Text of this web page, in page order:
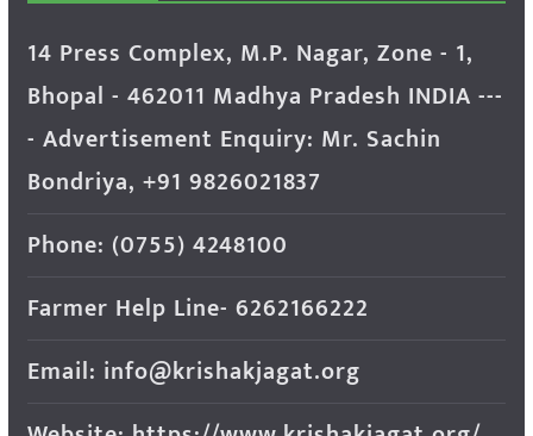
14 Press Complex, M.P. Nagar, Zone - 1,
Bhopal - 462011 Madhya Pradesh INDIA ---
- Advertisement Enquiry: Mr. Sachin
Bondriya, +91 9826021837
Phone: (0755) 4248100
Farmer Help Line- 6262166222
Email: info@krishakjagat.org